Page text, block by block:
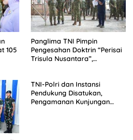
105
Panglima TNI Pimpin
Pengesahan Doktrin “Perisai
Trisula Nusantara”,
TNI-Polri dan Instansi
Pendukung Disatukan,
Pengamanan Kunjungan